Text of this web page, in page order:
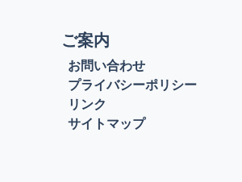
ご案内
お問い合わせ
プライバシーポリシー
リンク
サイトマップ